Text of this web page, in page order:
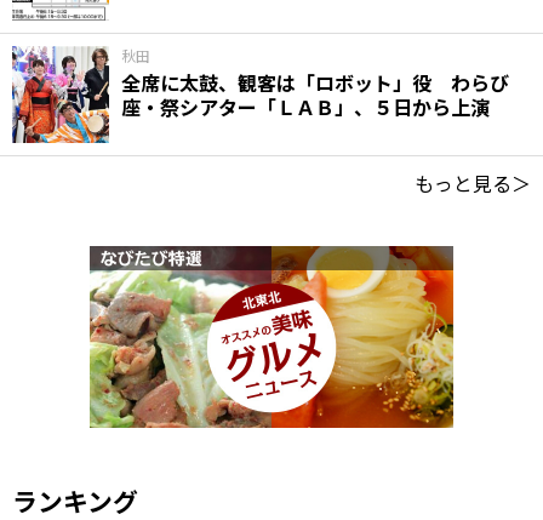
秋田
全席に太鼓、観客は「ロボット」役 わらび
座・祭シアター「ＬＡＢ」、５日から上演
もっと見る＞
ランキング